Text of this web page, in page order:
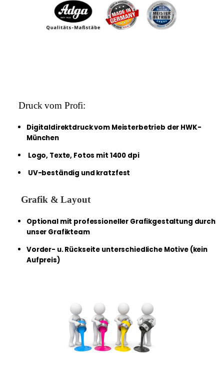
Druck vom Profi:
Digitaldirektdruck vom Meisterbetrieb der HWK-
München
Logo, Texte, Fotos mit 1400 dpi
UV-beständig und kratzfest
Grafik & Layout
Optional mit professioneller Grafikgestaltung durch
unser Grafikteam
Vorder- u. Rückseite unterschiedliche Motive (kein
Aufpreis)